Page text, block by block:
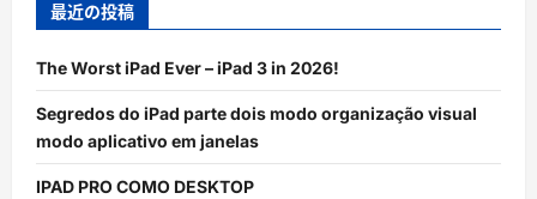
最近の投稿
The Worst iPad Ever – iPad 3 in 2026!
Segredos do iPad parte dois modo organização visual
modo aplicativo em janelas
IPAD PRO COMO DESKTOP